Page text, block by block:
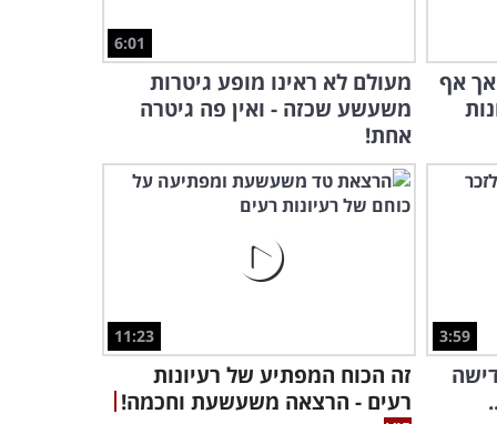
11:01
והילדים שלכם תכינו עוגת
דבש לראש שנה!
5 מתכונים לסלטים מרוקאים
פשוטים וטעימים במיוחד
לראש השנה
מתגעגעים לארוחות חג
"מצדיעים לספי ריבלין" -
מופע מלא שיזכיר לכם את
אף
6:01
מעולם לא ראינו מופע גיטרות
משעשע שכזה - ואין פה גיטרה
אחת!
3:59
11:23
זה הכוח המפתיע של רעיונות
רעים - הרצאה משעשעת וחכמה!